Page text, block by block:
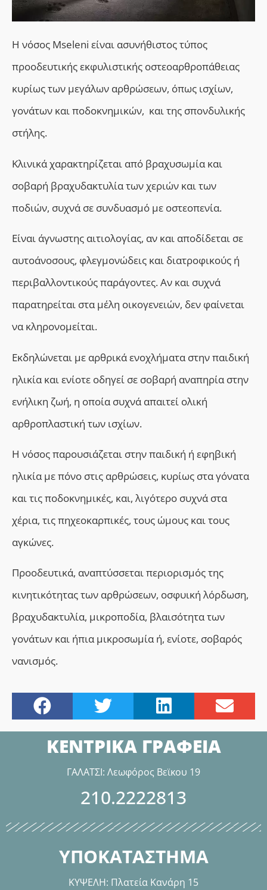
Η νόσος Mseleni είναι ασυνήθιστος τύπος
προοδευτικής εκφυλιστικής οστεοαρθροπάθειας
κυρίως των μεγάλων αρθρώσεων, όπως ισχίων,
γονάτων και ποδοκνημικών, και της σπονδυλικής
στήλης.
Κλινικά χαρακτηρίζεται από βραχυσωμία και
σοβαρή βραχυδακτυλία των χεριών και των
ποδιών, συχνά σε συνδυασμό με οστεοπενία.
Είναι άγνωστης αιτιολογίας, αν και αποδίδεται σε
αυτοάνοσους, φλεγμονώδεις και διατροφικούς ή
περιβαλλοντικούς παράγοντες. Αν και συχνά
παρατηρείται στα μέλη οικογενειών, δεν φαίνεται
να κληρονομείται.
Εκδηλώνεται με αρθρικά ενοχλήματα στην παιδική
ηλικία και ενίοτε οδηγεί σε σοβαρή αναπηρία στην
ενήλικη ζωή, η οποία συχνά απαιτεί ολική
αρθροπλαστική των ισχίων.
Η νόσος παρουσιάζεται στην παιδική ή εφηβική
ηλικία με πόνο στις αρθρώσεις, κυρίως στα γόνατα
και τις ποδοκνημικές, και, λιγότερο συχνά στα
χέρια, τις πηχεοκαρπικές, τους ώμους και τους
αγκώνες.
Προοδευτικά, αναπτύσσεται περιορισμός της
κινητικότητας των αρθρώσεων, οσφυική λόρδωση,
βραχυδακτυλία, μικροποδία, βλαισότητα των
γονάτων και ήπια μικροσωμία ή, ενίοτε, σοβαρός
νανισμός.
ΚΕΝΤΡΙΚΑ ΓΡΑΦΕΙΑ
ΓΑΛΑΤΣΙ: Λεωφόρος Βεϊκου 19
210.2222813
ΥΠΟΚΑΤΑΣΤΗΜΑ
ΚΥΨΕΛΗ: Πλατεία Κανάρη 15